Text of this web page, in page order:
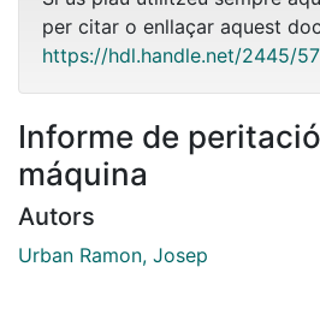
per citar o enllaçar aquest
https://hdl.handle.net/2445/
Informe de
máquina
Autors
Urban Ramon, Josep